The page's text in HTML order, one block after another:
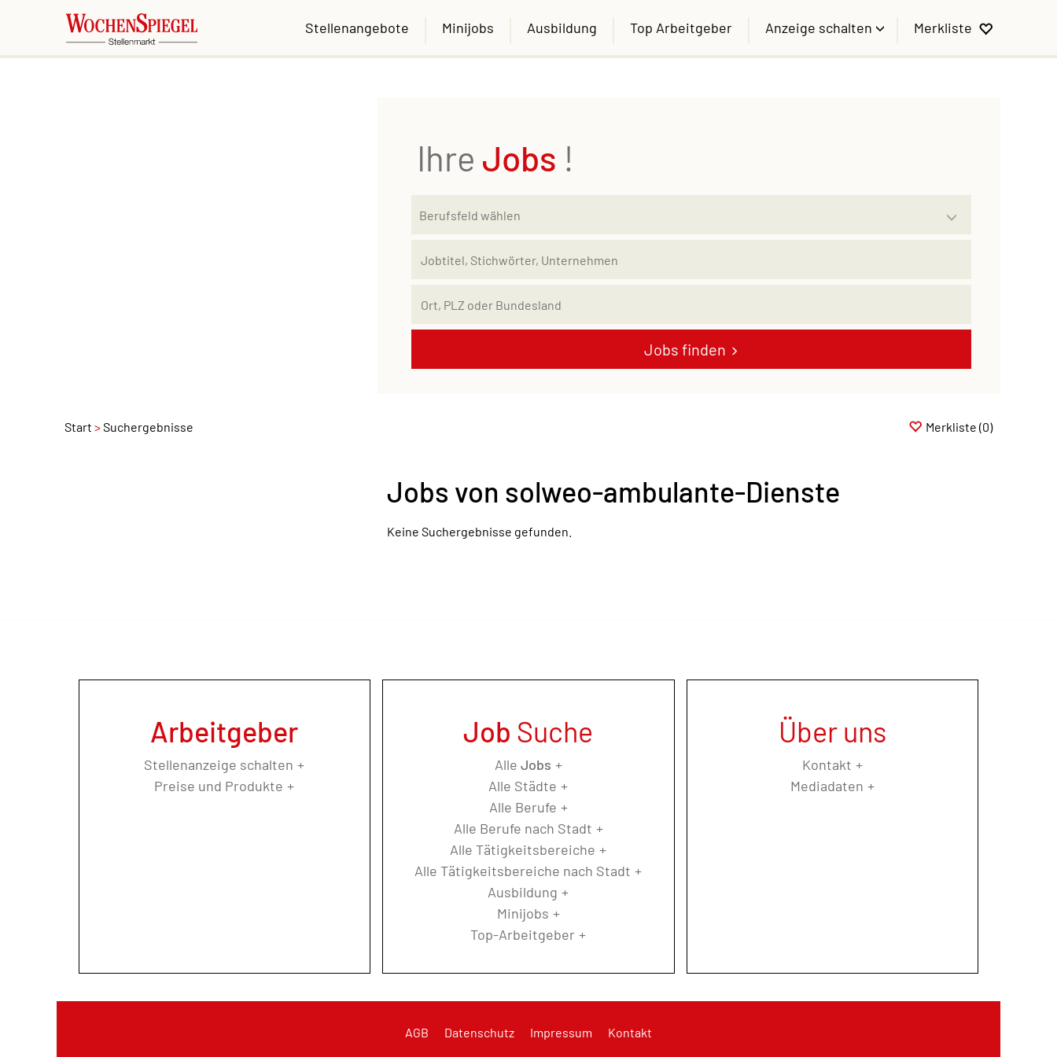
Stellenangebote Minijobs Ausbildung Top Arbeitgeber Anzeige schalten Merkliste
Ihre Jobs !
Jobs finden
Start Suchergebnisse Merkliste (0)
Jobs von solweo-ambulante-Dienste
Keine Suchergebnisse gefunden.
Arbeitgeber
Stellenanzeige schalten
Preise und Produkte
Job Suche
Alle Jobs
Alle Städte
Alle Berufe
Alle Berufe nach Stadt
Alle Tätigkeitsbereiche
Alle Tätigkeitsbereiche nach Stadt
Ausbildung
Minijobs
Top-Arbeitgeber
Über uns
Kontakt
Mediadaten
AGB Datenschutz Impressum Kontakt